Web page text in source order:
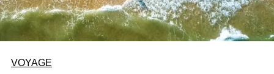
VOYAGE